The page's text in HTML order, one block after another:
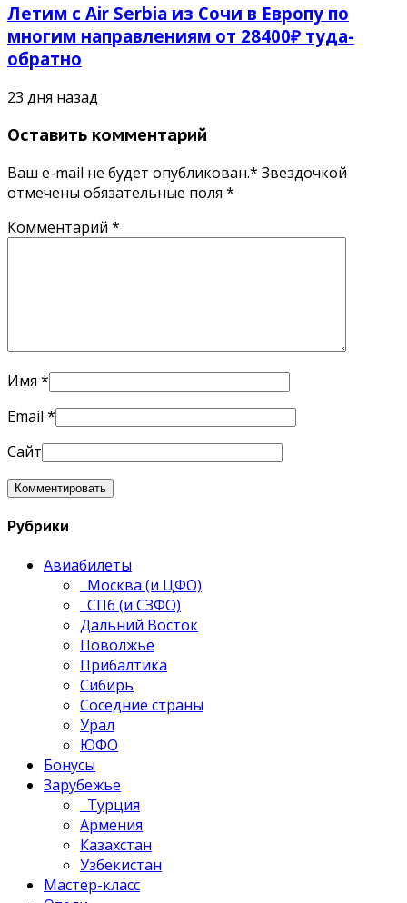
Летим с Air Serbia из Сочи в Европу по
многим направлениям от 28400₽ туда-
обратно
23 дня назад
Оставить комментарий
Ваш e-mail не будет опубликован.* Звездочкой
отмечены обязательные поля *
Комментарий *
Имя *
Email *
Сайт
Рубрики
Авиабилеты
Москва (и ЦФО)
СПб (и СЗФО)
Дальний Восток
Поволжье
Прибалтика
Сибирь
Соседние страны
Урал
ЮФО
Бонусы
Зарубежье
Турция
Армения
Казахстан
Узбекистан
Мастер-класс